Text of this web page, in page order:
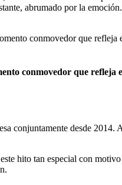
abrumado por la
conmovedor que
desde 2014.